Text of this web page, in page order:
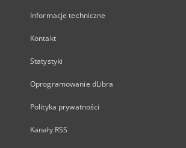
Informacje techniczne
Kontakt
Statystyki
Oprogramowanie dLibra
Polityka prywatności
Kanały RSS